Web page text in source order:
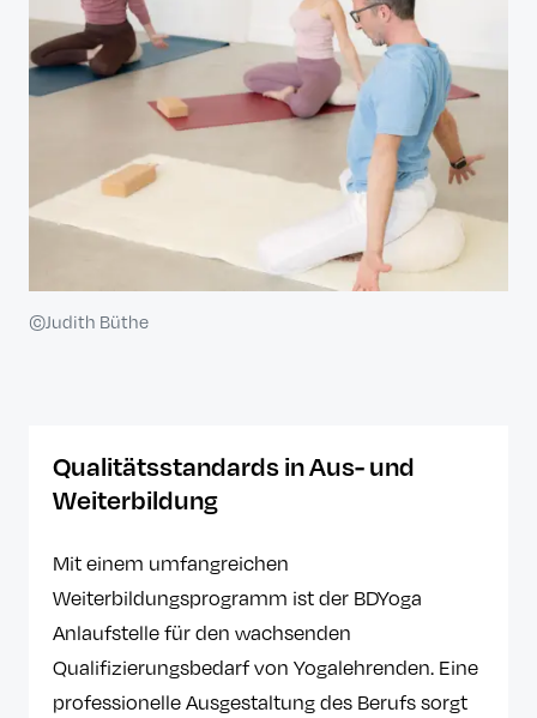
©Judith Büthe
Qualitätsstandards in Aus- und
Weiterbildung
Mit einem umfangreichen
Weiterbildungsprogramm ist der BDYoga
Anlaufstelle für den wachsenden
Qualifizierungsbedarf von Yogalehrenden. Eine
professionelle Ausgestaltung des Berufs sorgt